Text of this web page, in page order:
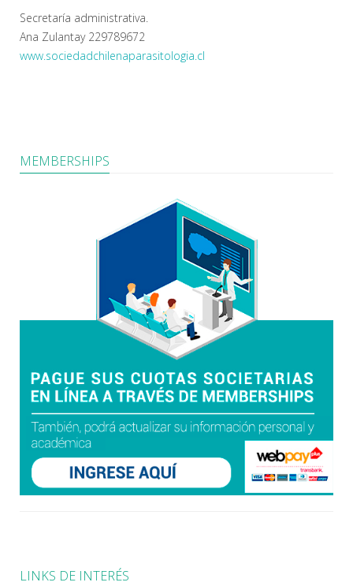
Secretaría administrativa.
Ana Zulantay 229789672
www.sociedadchilenaparasitologia.cl
MEMBERSHIPS
LINKS DE INTERÉS